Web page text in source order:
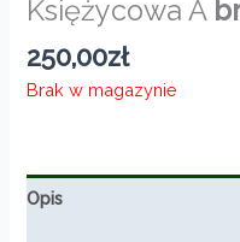
Księżycowa A
250,00zł
Brak w magazynie
Opis